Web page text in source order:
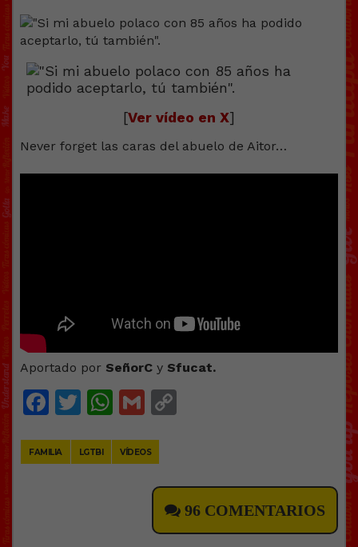
[Ver vídeo en X]
Never forget las caras del abuelo de Aitor…
Aportado por SeñorC y Sfucat.
Facebook
Twitter
WhatsApp
Gmail
FAMILIA LGTBI VÍDEOS
96 COMENTARIOS